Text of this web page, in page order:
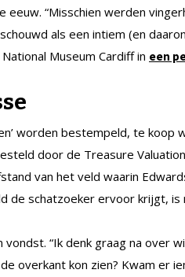
“Misschien werden
als een intiem (en
Museum Cardiff in een
worden bestempeld, te koop
door de Treasure
van het veld waarin
de schatzoeker ervoor krijgt, is
“Ik denk graag na over
overkant kon zien? Kwam er